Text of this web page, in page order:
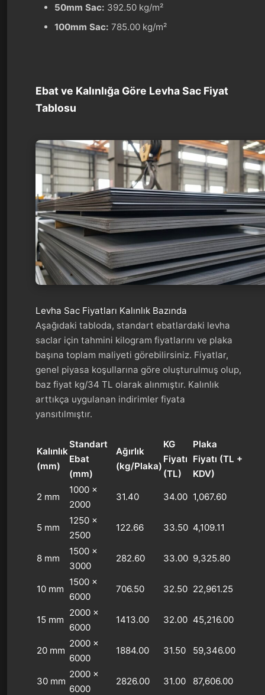
50mm Sac: 392.50 kg/m²
100mm Sac: 785.00 kg/m²
Ebat ve Kalınlığa Göre Levha Sac Fiyat
Tablosu
Levha Sac Fiyatları Kalınlık Bazında
Aşağıdaki tabloda, standart ebatlardaki levha
saclar için tahmini kilogram fiyatlarını ve plaka
başına toplam maliyeti görebilirsiniz. Fiyatlar,
genel piyasa koşullarına göre oluşturulmuş olup,
baz fiyat kg/34 TL olarak alınmıştır. Kalınlık
arttıkça uygulanan indirimler fiyata
yansıtılmıştır.
Kalınlık
(mm)
Standart
Ebat
(mm)
Ağırlık
(kg/Plaka)
KG
Fiyatı
(TL)
Plaka
Fiyatı (TL +
KDV)
2 mm
1000 x
2000
31.40 34.00 1,067.60
5 mm
1250 x
2500
122.66 33.50 4,109.11
8 mm
1500 x
3000
282.60 33.00 9,325.80
10 mm
1500 x
6000
706.50 32.50 22,961.25
15 mm
2000 x
6000
1413.00 32.00 45,216.00
20 mm
2000 x
6000
1884.00 31.50 59,346.00
30 mm
2000 x
6000
2826.00 31.00 87,606.00